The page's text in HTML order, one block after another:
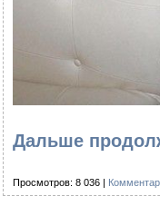
Дальше
Просмотров: 8 036 |